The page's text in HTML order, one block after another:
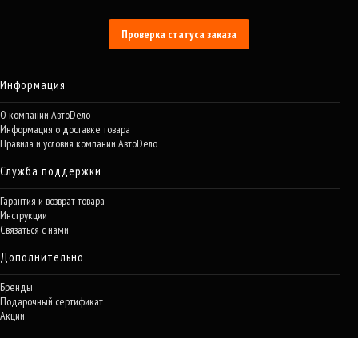
Проверка статуса заказа
Информация
О компании АвтоDело
Информация о доставке товара
Правила и условия компании АвтоDело
Служба поддержки
Гарантия и возврат товара
Инструкции
Связаться с нами
Дополнительно
Бренды
Подарочный сертификат
Акции